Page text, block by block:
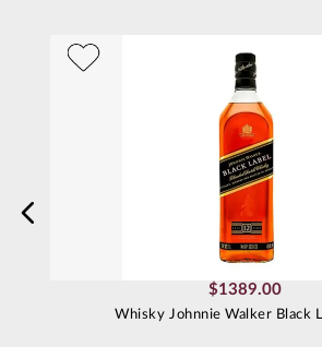
$1389.00
Whisky Johnnie Walker Black